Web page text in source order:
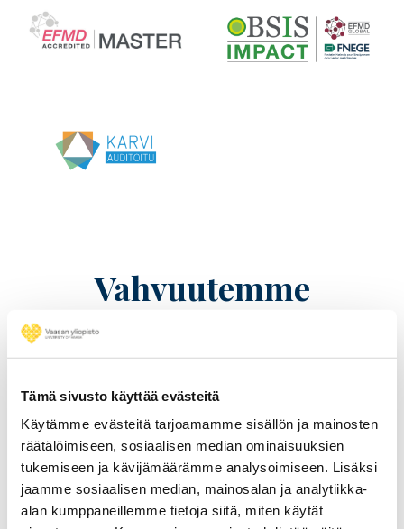
Tämä sivusto käyttää evästeitä
Käytämme evästeitä tarjoamamme sisällön ja mainosten
räätälöimiseen, sosiaalisen median ominaisuuksien
tukemiseen ja kävijämäärämme analysoimiseen. Lisäksi
jaamme sosiaalisen median, mainosalan ja analytiikka-
alan kumppaneillemme tietoja siitä, miten käytät
Image
Vahvuutemme
Figure
value
401-500
Figure
description
Times Higher Education (THE) World
University Rankings 2026